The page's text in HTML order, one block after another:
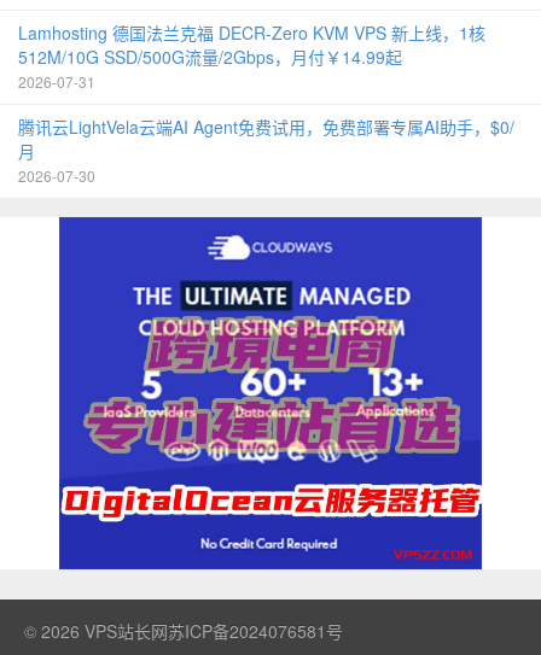
Lamhosting 德国法兰克福 DECR-Zero KVM VPS 新上线，1核
512M/10G SSD/500G流量/2Gbps，月付￥14.99起
2026-07-31
腾讯云LightVela云端AI Agent免费试用，免费部署专属AI助手，$0/
月
2026-07-30
© 2026 VPS站长网苏ICP备2024076581号